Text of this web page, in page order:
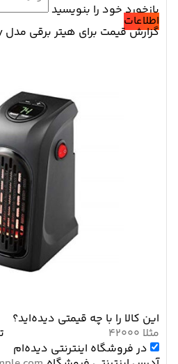
بازخورد خود را بنویسید
اطلاعات
گزارش قیمت برای هیتر برقی مدل handy
این کالا را با چه قیمتی دیده‌اید؟
در فروشگاه اینترنتی دیده‌ام